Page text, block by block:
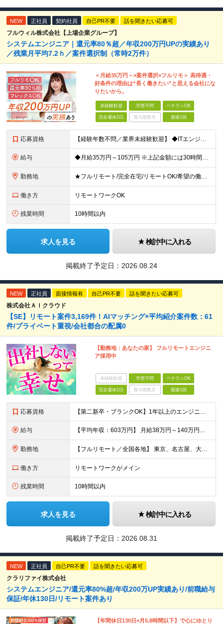
NEW 正社員 契約社員 自己PR不要 話を聞きたい応募可
フルウィル株式会社【上場企業グループ】
システムエンジニア｜還元率80％超／年収200万円UPの実績あり
／残業月平均7.2ｈ／案件選択制（常時2万件）
＜月給35万円～×案件選択×フルリモ＞ 高待遇・
好条件の理由は“長く働きたい”と思える会社にな
りたいから。
未経験歓迎 学歴不問 ベテランOK
完全週休2日 賞与複数月 面接1回
応募資格 【経験年数不問／業界未経験歓迎】 ◆ITエンジニアとしての実務経験がある方 （開発・インフラ・テスト・ヘルプデスクなどジャンル不問） ※学歴不問 ※ブランクがある方、独学から実務経験をお持ちの方も大
給与 ◆月給35万円～105万円 ※上記金額には30時間分・6万6000円～19.9万円の固定残業代が含まれています。 固定残業代を超える勤務が発生した場合は、追加支給いたします。 ※試用期間3ヶ月あり
勤務地 ★フルリモート/完全在宅/リモートOK/希望の働き方が叶う ◆ご自身のご希望や居住地を考慮し、決定します。 ◆転居を伴う転勤はありません。 全国各地のプロジェクト先での勤務となります。 【東京本
働き方 リモートワークOK
残業時間 10時間以内
求人を見る 検討中に入れる
掲載終了予定日： 2026.08.24
NEW 正社員 面接情報有 自己PR不要 話を聞きたい応募可
株式会社ＡＩクラウド
【SE】リモート案件3,169件！AIマッチング×平均紹介案件数：61
件/プライベート重視/会社都合の配属0
【勤務地：あなたの家】 フルリモートエンジニ
ア採用中
未経験歓迎 学歴不問 ベテランOK
完全週休2日 賞与複数月 面接1回
応募資格 【第二新卒・ブランクOK】1年以上のエンジニア経験がある方(開発・インフラ・工程・言語一切不問） 文理・学歴不問 【歓迎条件】 ◆AI・クラウド案件に参画したい方 ◆下流工程から上流工程へステップア
給与 【平均年収：603万円】 月給38万円～140万円＋諸手当（経験者） 【平均年収603万円】 ※案件の契約内容や昇給額などはすべて開示します。 ※経験や能力を考慮し決定します。 ※月給には固定残業
勤務地 【フルリモート／全国各地】 東京、名古屋、大阪、福岡を中心とした全国のプロジェクトにアサイン。 ※プロジェクトは完全選択制です。 ※フルリモート、ハイブリッド型、常駐案件から自由に選択可能です。 ※転
働き方 リモートワークがメイン
残業時間 10時間以内
求人を見る 検討中に入れる
掲載終了予定日： 2026.08.31
NEW 正社員 自己PR不要 話を聞きたい応募可
クラリファイ株式会社
システムエンジニア/還元率80%超/年収200万UP実績あり/前職給与
保証/年休130日/リモート案件あり
【年間休日130日×月5.8時間以下】で心にゆとり